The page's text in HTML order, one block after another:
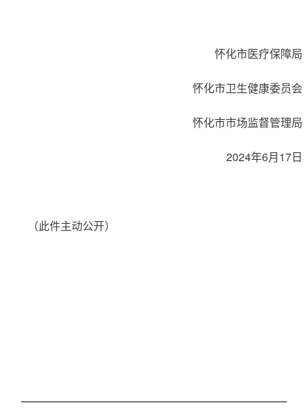
怀化市医疗保障局
怀化市卫生健康委员会
怀化市市场监督管理局
2024年6月17日
（此件主动公开）